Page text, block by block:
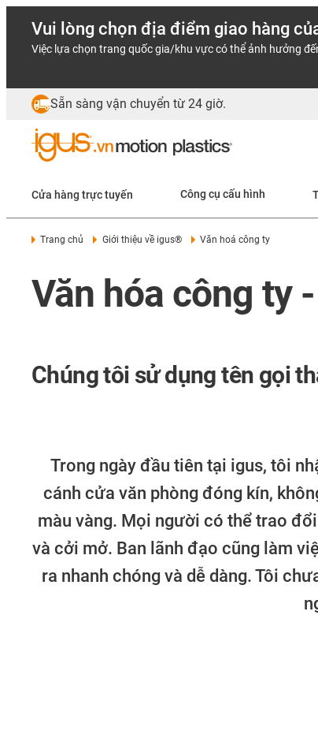
Vui lòng chọn địa điểm giao hàng
Việc lựa chọn trang quốc gia/khu vực có thể ảnh hưởng
Sẵn sàng vận chuyển từ 24 giờ.
Cửa hàng trực tuyến Công cụ cấu hình
Trang chủ Giới thiệu về igus® Văn hoá công ty
Văn hóa công ty
Chúng tôi sử dụng tên gọi
Trong ngày đầu tiên tại igus, tôi
cánh cửa văn phòng đóng kín,
màu vàng. Mọi người có thể trao
và cởi mở. Ban lãnh đạo cũng làm
ra nhanh chóng và dễ dàng. Tôi